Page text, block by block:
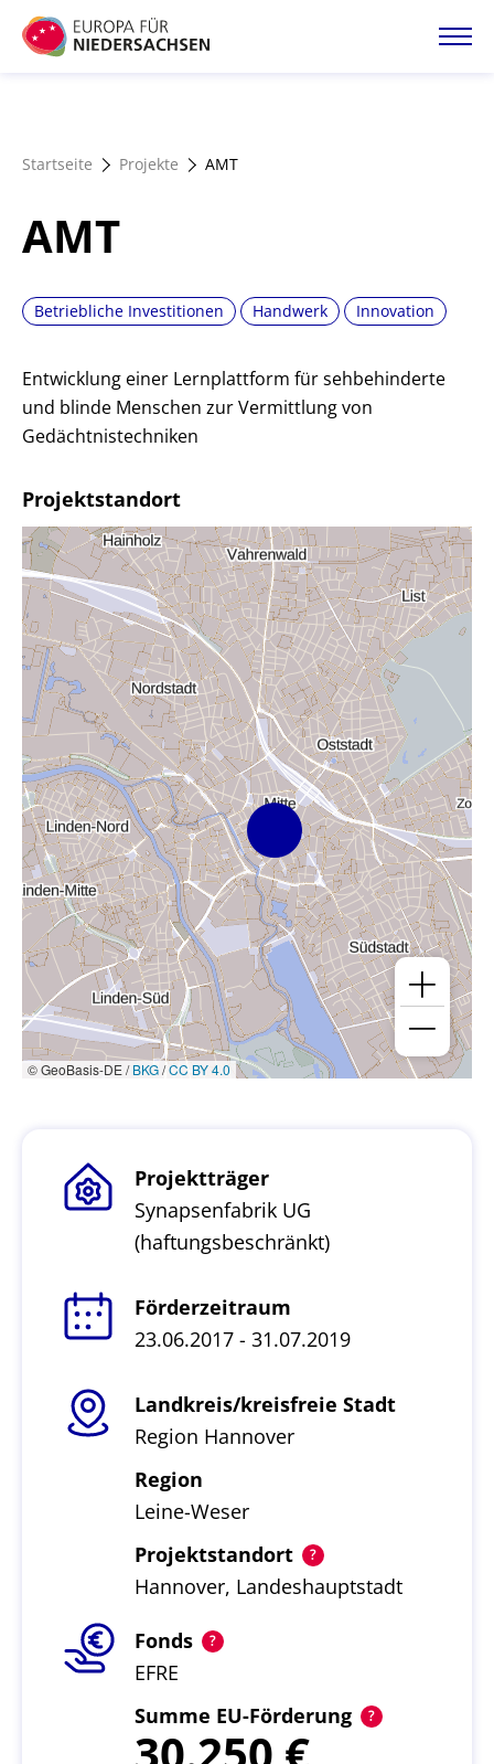
Direkt
zum
Förderangebote
Magazin
Startseite Projekte AMT
AMT
Betriebliche Investitionen Handwerk Innovation
Entwicklung einer Lernplattform für sehbehinderte
und blinde Menschen zur Vermittlung von
Gedächtnistechniken
Projektstandort
© GeoBasis-DE /BKG/CC BY 4.0
Projektträger
Synapsenfabrik UG
(haftungsbeschränkt)
Förderzeitraum
23.06.2017 - 31.07.2019
Landkreis/kreisfreie Stadt
Region Hannover
Region
Leine-Weser
Projektstandort
Hannover, Landeshauptstadt
Fonds
EFRE
Summe EU-Förderung